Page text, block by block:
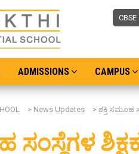
CBSE
ADMISSIONS CAMPUS
> News Updates > ಶಕ್ತಿ ಸಮೂಹ
ಸಂಸ್ಥೆಗಳ